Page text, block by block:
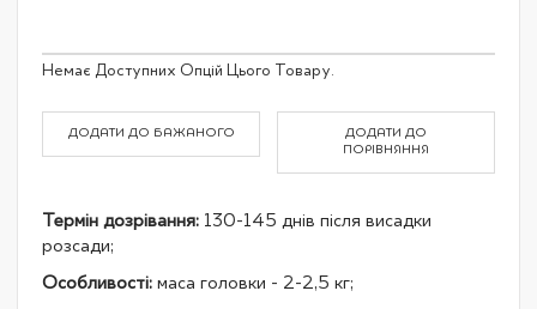
Grouped
product
Немає Доступних Опцій Цього Товару.
ДОДАТИ ДО БАЖАНОГО
ДОДАТИ ДО
ПОРІВНЯННЯ
Термін дозрівання: 130-145 днів після висадки
розсади;
Особливості: маса головки - 2-2,5 кг;